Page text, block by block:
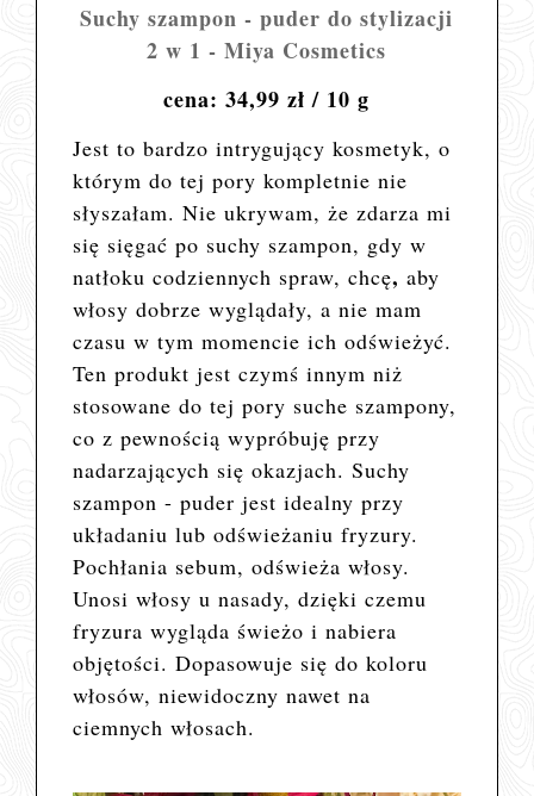
Suchy szampon - puder do stylizacji
2 w 1 - Miya Cosmetics
cena: 34,99 zł / 10 g
Jest to bardzo intrygujący kosmetyk, o
którym do tej pory kompletnie nie
słyszałam. Nie ukrywam, że zdarza mi
się sięgać po suchy szampon, gdy w
natłoku codziennych spraw, chcę,aby
włosy dobrze wyglądały, a nie mam
czasu w tym momencie ich odświeżyć.
Ten produkt jest czymś innym niż
stosowane do tej pory suche szampony,
co z pewnością wypróbuję przy
nadarzających się okazjach. Suchy
szampon - puder jest idealny przy
układaniu lub odświeżaniu fryzury.
Pochłania sebum, odświeża włosy.
Unosi włosy u nasady, dzięki czemu
fryzura wygląda świeżo i nabiera
objętości. Dopasowuje się do koloru
włosów, niewidoczny nawet na
ciemnych włosach.